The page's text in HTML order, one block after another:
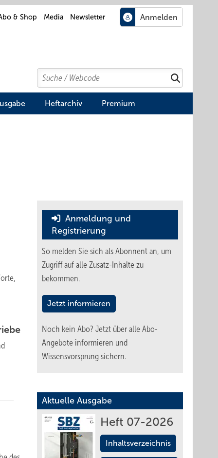
& Shop Media Newsletter
Search
Suchen
Heftarchiv Premium
Anmeldung und
Registrierung
So melden Sie sich als Abonnent an, um
Zugriff auf alle Zusatz-Inhalte zu
bekommen.
Jetzt informieren
Noch kein Abo? Jetzt über alle Abo-
Angebote informieren und
Wissensvorsprung sichern.
Aktuelle Ausgabe
Heft 07-2026
Inhaltsverzeichnis